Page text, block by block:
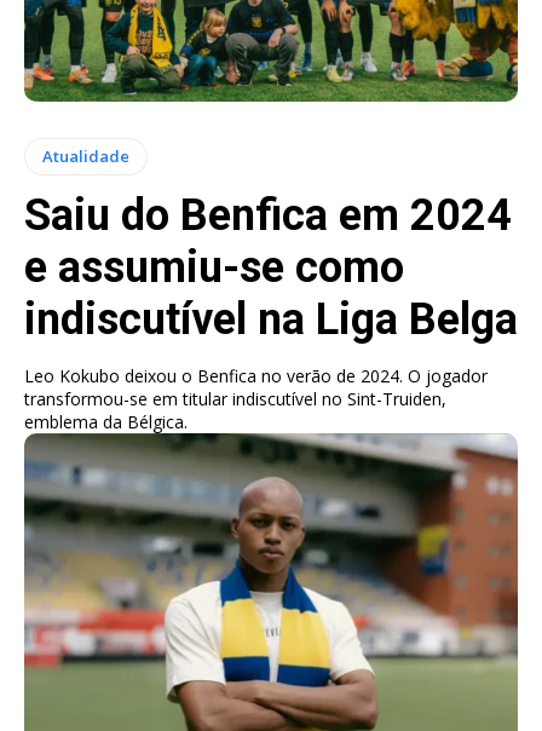
Atualidade
Saiu do Benfica em 2024
e assumiu-se como
indiscutível na Liga Belga
Leo Kokubo deixou o Benfica no verão de 2024. O jogador
transformou-se em titular indiscutível no Sint-Truiden,
emblema da Bélgica.